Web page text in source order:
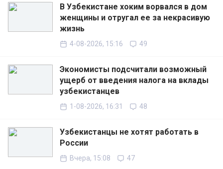
В Узбекистане хоким ворвался в дом
женщины и отругал ее за некрасивую
жизнь
4-08-2026, 15:16 49
Экономисты подсчитали возможный
ущерб от введения налога на вклады
узбекистанцев
1-08-2026, 16:31 48
Узбекистанцы не хотят работать в
России
Вчера, 15:08 47